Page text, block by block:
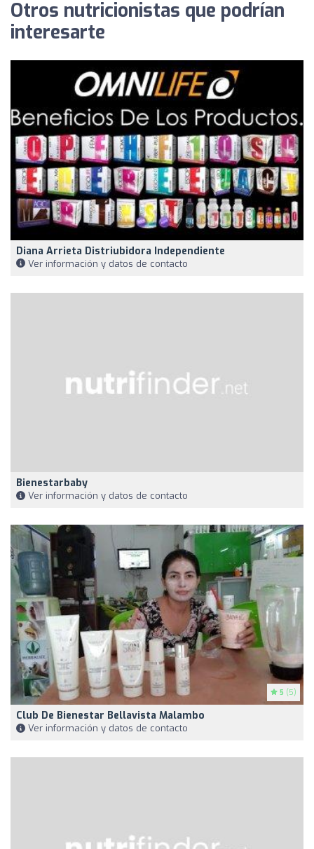
Otros nutricionistas que podrían
interesarte
Diana Arrieta Distriubidora Independiente
Ver información y datos de contacto
Bienestarbaby
Ver información y datos de contacto
5 (5)
Club De Bienestar Bellavista Malambo
Ver información y datos de contacto